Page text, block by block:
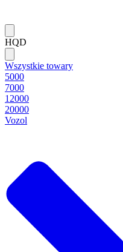
HQD
Wszystkie towary
5000
7000
12000
20000
Vozol